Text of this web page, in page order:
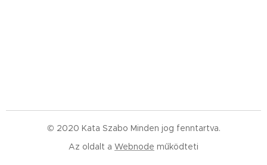
© 2020 Kata Szabo Minden jog fenntartva.
Az oldalt a Webnode működteti